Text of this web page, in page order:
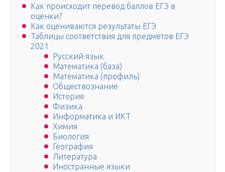
Как происходит перевод баллов ЕГЭ в
оценки?
Как оцениваются результаты ЕГЭ
Таблицы соответствия для предметов ЕГЭ
2021
Русский язык
Математика (база)
Математика (профиль)
Обществознание
История
Физика
Информатика и ИКТ
Химия
Биология
География
Литература
Иностранные языки